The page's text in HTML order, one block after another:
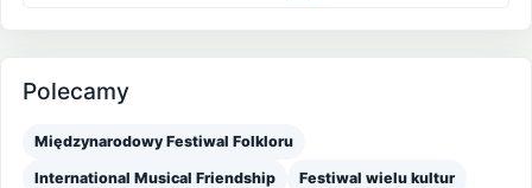
Polecamy
Międzynarodowy Festiwal Folkloru
International Musical Friendship Festiwal wielu kultur